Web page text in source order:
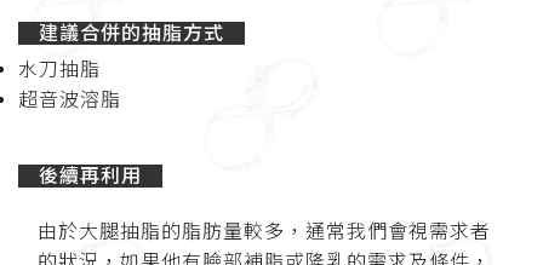
建議合併的抽脂方式
水刀抽脂
超音波溶脂
後續再利用
由於大腿抽脂的脂肪量較多，通常我們會視需求者